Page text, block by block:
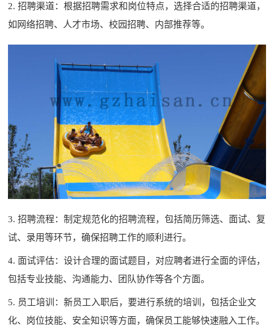
2. 招聘渠道：根据招聘需求和岗位特点，选择合适的招聘渠道，
如网络招聘、人才市场、校园招聘、内部推荐等。
3. 招聘流程：制定规范化的招聘流程，包括简历筛选、面试、复
试、录用等环节，确保招聘工作的顺利进行。
4. 面试评估：设计合理的面试题目，对应聘者进行全面的评估，
包括专业技能、沟通能力、团队协作等各个方面。
5. 员工培训：新员工入职后，要进行系统的培训，包括企业文
化、岗位技能、安全知识等方面，确保员工能够快速融入工作。